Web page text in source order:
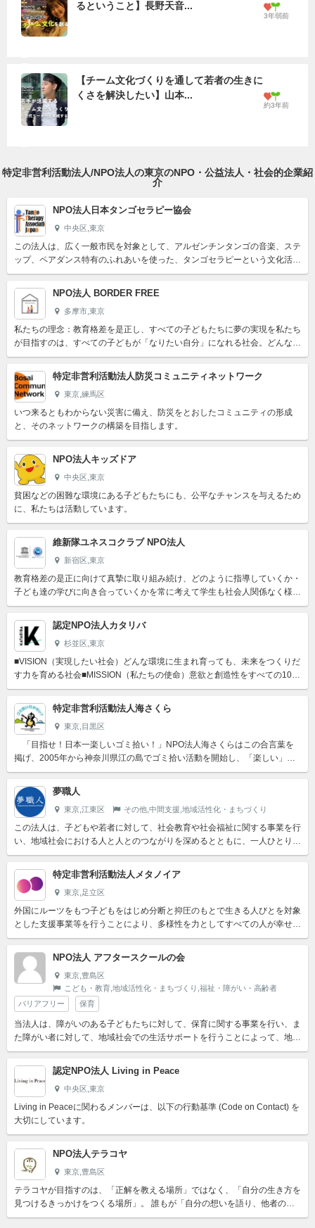
るということ】長野天音...
3年弱前
【チーム文化づくりを通して若者の生きに
くさを解決したい】山本...
約3年前
特定非営利活動法人/NPO法人の東京のNPO・公益法人・社会的企業紹
介
NPO法人日本タンゴセラピー協会
中央区,東京
この法人は、広く一般市民を対象として、アルゼンチンタンゴの音楽、ステ
ップ、ペアダンス特有のふれあいを使った、タンゴセラピーという文化活動
を行い、ストレスの解消、 高齢者の QOL 改善やリハビリ...
NPO法人 BORDER FREE
多摩市,東京
私たちの理念：教育格差を是正し、すべての子どもたちに夢の実現を私たち
が目指すのは、すべての子どもが「なりたい自分」になれる社会。どんな環
境に生まれても、夢に向かって挑戦できる。そんな当たり前の未...
特定非営利活動法人防災コミュニティネットワーク
東京,練馬区
いつ来るともわからない災害に備え、防災をとおしたコミュニティの形成
と、そのネットワークの構築を目指します。
NPO法人キッズドア
中央区,東京
貧困などの困難な環境にある子どもたちにも、公平なチャンスを与えるため
に、私たちは活動しています。
維新隊ユネスコクラブ NPO法人
新宿区,東京
教育格差の是正に向けて真摯に取り組み続け、どのように指導していくか・
子ども達の学びに向き合っていくかを常に考えて学生も社会人関係なく様々
な意見を取り入れてアップデートしている団体です！いろいろな...
認定NPO法人カタリバ
杉並区,東京
■VISION（実現したい社会）どんな環境に生まれ育っても、未来をつくりだ
す力を育める社会■MISSION（私たちの使命）意欲と創造性をすべての10代
へ予測不能な変化が起きる時代を100歳まで生...
特定非営利活動法人海さくら
東京,目黒区
「目指せ！日本一楽しいゴミ拾い！」NPO法人海さくらはこの合言葉を
掲げ、2005年から神奈川県江の島でゴミ拾い活動を開始し、「楽しい」
「体験」「体感」をモットーに、環境活動にイノベーションを起...
夢職人
東京,江東区 その他,中間支援,地域活性化・まちづくり
この法人は、子どもや若者に対して、社会教育や社会福祉に関する事業を行
い、地域社会における人と人とのつながりを深めるとともに、一人ひとりの
心身の健やかな成長を支え、もって地域又は社会全体の利益に寄...
特定非営利活動法人メタノイア
東京,足立区
外国にルーツをもつ子どもをはじめ分断と抑圧のもとで生きる人びとを対象
とした支援事業等を行うことにより、多様性を力としてすべての人が幸せを
追求できる社会を実現させることを目的とする。
NPO法人 アフタースクールの会
東京,豊島区
こども・教育,地域活性化・まちづくり,福祉・障がい・高齢者
バリアフリー
保育
当法人は、障がいのある子どもたちに対して、保育に関する事業を行い、ま
た障がい者に対して、地域社会での生活サポートを行うことによって、地域
社会との繋がりを強化すると同時に、健全なまちづくり、バリア...
認定NPO法人 Living in Peace
中央区,東京
Living in Peaceに関わるメンバーは、以下の行動基準 (Code on Contact) を
大切にしています。
NPO法人テラコヤ
東京,豊島区
テラコヤが目指すのは、「正解を教える場所」ではなく、「自分の生き方を
見つけるきっかけをつくる場所」。 誰もが「自分の想いを語り、他者の想
いを聴き、共に生きることの大切さ」を学べる社会をつくりたい...